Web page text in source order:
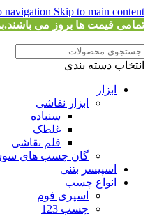
navigation Skip to main content
تمامی قیمت ها بروز می
انتخاب دسته بندی
ابزار
ابزار نقاشی
سنباده
غلطک
قلم نقاشی
گان چسب های
اسپیسر بتنی
انواع چسب
اسپری فوم
چسب 123